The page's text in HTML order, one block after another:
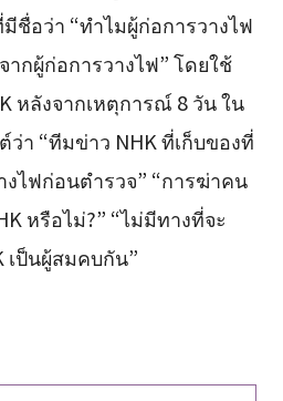
ชื่อว่า “ทำไมผู้ก่อการวางไฟ
กผู้ก่อการวางไฟ” โดยใช้
หลังจากเหตุการณ์ 8 วัน ใน
า “ทีมข่าว NHK ที่เก็บของที่
งไฟก่อนตำรวจ” “การฆ่าคน
หรือไม่?” “ไม่มีทางที่จะ
เป็นผู้สมคบกัน”